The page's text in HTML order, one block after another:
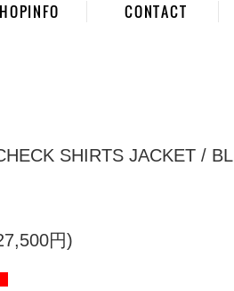
CONTACT
SHIRTS JACKET / BL
円)